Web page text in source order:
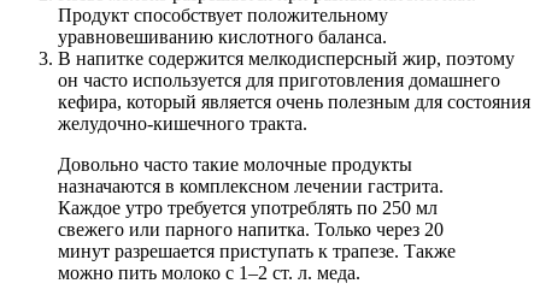
Продукт способствует положительному
уравновешиванию кислотного баланса.
В напитке содержится мелкодисперсный жир, поэтому
он часто используется для приготовления домашнего
кефира, который является очень полезным для состояния
желудочно-кишечного тракта.
Довольно часто такие молочные продукты
назначаются в комплексном лечении гастрита.
Каждое утро требуется употреблять по 250 мл
свежего или парного напитка. Только через 20
минут разрешается приступать к трапезе. Также
можно пить молоко с 1–2 ст. л. меда.